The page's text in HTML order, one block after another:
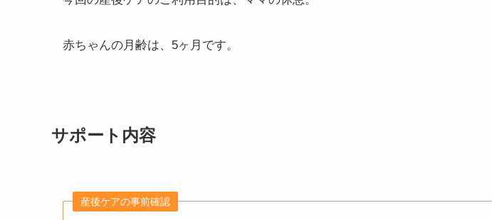
赤ちゃんの月齢は、5ヶ月です。
サポート内容
産後ケアの事前確認